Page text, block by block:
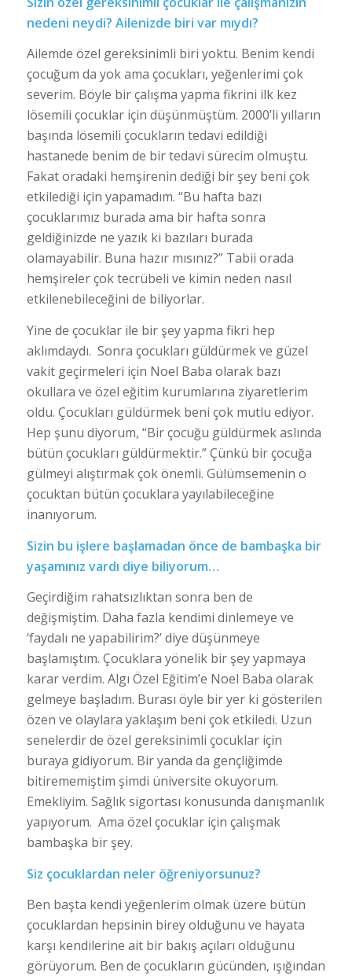
nedeni neydi? Ailenizde biri var mıydı?
Ailemde özel gereksinimli biri yoktu. Benim kendi
çocuğum da yok ama çocukları, yeğenlerimi çok
severim. Böyle bir çalışma yapma fikrini ilk kez
lösemili çocuklar için düşünmüştüm. 2000’li yılların
başında lösemili çocukların tedavi edildiği
hastanede benim de bir tedavi sürecim olmuştu.
Fakat oradaki hemşirenin dediği bir şey beni çok
etkilediği için yapamadım. “Bu hafta bazı
çocuklarımız burada ama bir hafta sonra
geldiğinizde ne yazık ki bazıları burada
olamayabilir. Buna hazır mısınız?” Tabii orada
hemşireler çok tecrübeli ve kimin neden nasıl
etkilenebileceğini de biliyorlar.
Yine de çocuklar ile bir şey yapma fikri hep
aklımdaydı. Sonra çocukları güldürmek ve güzel
vakit geçirmeleri için Noel Baba olarak bazı
okullara ve özel eğitim kurumlarına ziyaretlerim
oldu. Çocukları güldürmek beni çok mutlu ediyor.
Hep şunu diyorum, “Bir çocuğu güldürmek aslında
bütün çocukları güldürmektir.” Çünkü bir çocuğa
gülmeyi alıştırmak çok önemli. Gülümsemenin o
çocuktan bütün çocuklara yayılabileceğine
inanıyorum.
Sizin bu işlere başlamadan önce de bambaşka bir
yaşamınız vardı diye biliyorum…
Geçirdiğim rahatsızlıktan sonra ben de
değişmiştim. Daha fazla kendimi dinlemeye ve
‘faydalı ne yapabilirim?’ diye düşünmeye
başlamıştım. Çocuklara yönelik bir şey yapmaya
karar verdim. Algı Özel Eğitim’e Noel Baba olarak
gelmeye başladım. Burası öyle bir yer ki gösterilen
özen ve olaylara yaklaşım beni çok etkiledi. Uzun
senelerdir de özel gereksinimli çocuklar için
buraya gidiyorum. Bir yanda da gençliğimde
bitirememiştim şimdi üniversite okuyorum.
Emekliyim. Sağlık sigortası konusunda danışmanlık
yapıyorum. Ama özel çocuklar için çalışmak
bambaşka bir şey.
Siz çocuklardan neler öğreniyorsunuz?
Ben başta kendi yeğenlerim olmak üzere bütün
çocuklardan hepsinin birey olduğunu ve hayata
karşı kendilerine ait bir bakış açıları olduğunu
görüyorum. Ben de çocukların gücünden, ışığından